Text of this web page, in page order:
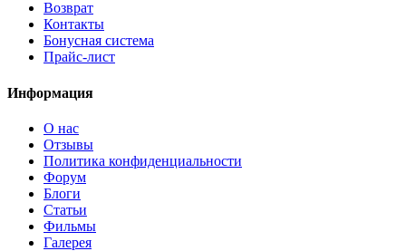
Возврат
Контакты
Бонусная система
Прайс-лист
Информация
О нас
Отзывы
Политика конфиденциальности
Форум
Блоги
Статьи
Фильмы
Галерея